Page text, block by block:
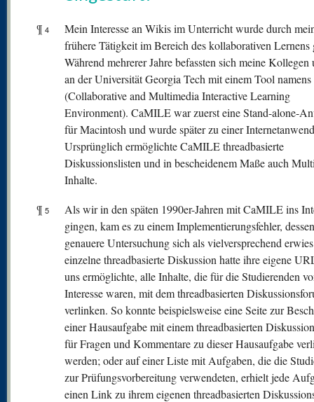
¶ 4
Mein Interesse an Wikis im Unterricht wurde durch
frühere Tätigkeit im Bereich des kollaborativen Lernens
Während mehrerer Jahre befassten sich meine Kollegen
an der Universität Georgia Tech mit einem Tool
(Collaborative and Multimedia Interactive Learning
Environment). CaMILE war zuerst eine Stand-alone-
für Macintosh und wurde später zu einer
Ursprünglich ermöglichte CaMILE threadbasierte
Diskussionslisten und in bescheidenem Maße auch
Inhalte.
¶ 5
Als wir in den späten 1990er-Jahren mit CaMILE ins
gingen, kam es zu einem Implementierungsfehler, dessen
genauere Untersuchung sich als vielversprechend
einzelne threadbasierte Diskussion hatte ihre eigene
uns ermöglichte, alle Inhalte, die für die Studierenden
Interesse waren, mit dem threadbasierten
verlinken. So konnte beispielsweise eine Seite zur
einer Hausaufgabe mit einem threadbasierten
für Fragen und Kommentare zu dieser Hausaufgabe
werden; oder auf einer Liste mit Aufgaben, die die
zur Prüfungsvorbereitung verwendeten, erhielt jede
einen Link zu ihrem eigenen threadbasierten